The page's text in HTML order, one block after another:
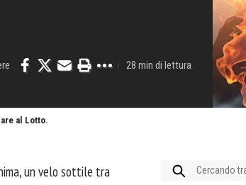
28 min di lettura
al Lotto.
un velo sottile tra
Cercare: